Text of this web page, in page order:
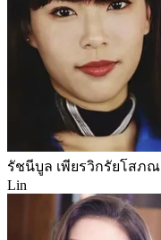
รัชนีบูล เพียรวิกรัยโสภณ
Lin